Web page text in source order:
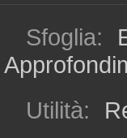
Sfoglia:
Utilità: